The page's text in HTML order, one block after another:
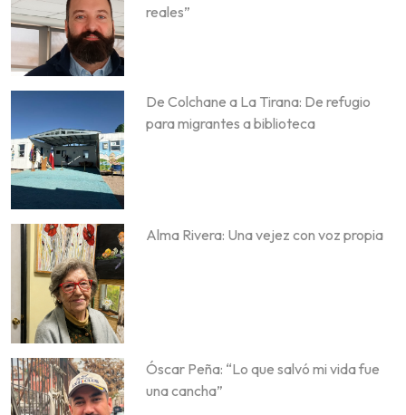
reales”
De Colchane a La Tirana: De refugio
para migrantes a biblioteca
Alma Rivera: Una vejez con voz propia
Óscar Peña: “Lo que salvó mi vida fue
una cancha”